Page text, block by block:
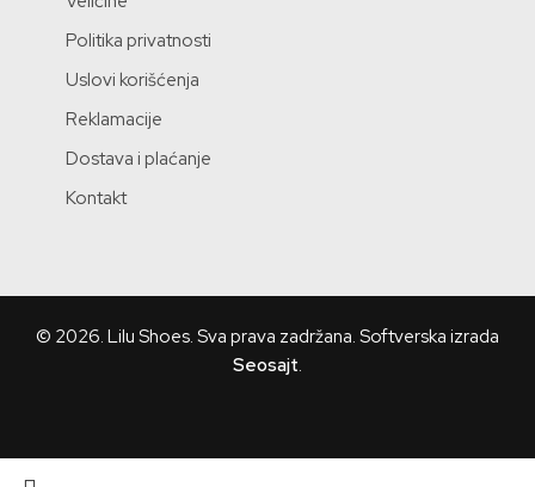
Politika privatnosti
Uslovi korišćenja
Reklamacije
Dostava i plaćanje
Kontakt
© 2026. Lilu Shoes. Sva prava zadržana. Softverska izrada
Seosajt.